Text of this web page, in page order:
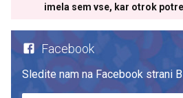
imela sem vse, kar otrok
Facebook
Sledite nam na Facebook strani